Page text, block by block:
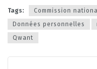
Tags:
Commission
Données personnelles
Qwant